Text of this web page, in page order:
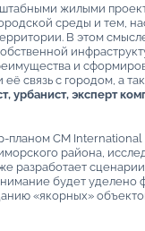
жилыми
среды и тем,
В этом
и
связь с городом, а
урбанист, эксперт
планом CM
района,
разработает
будет
«якорных»